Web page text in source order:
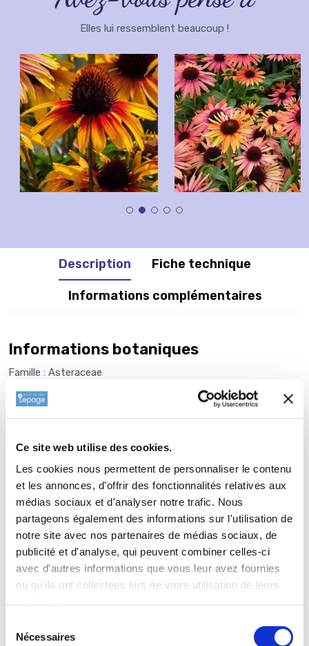
Ce site web utilise des cookies.
Les cookies nous permettent de personnaliser le contenu
et les annonces, d'offrir des fonctionnalités relatives aux
médias sociaux et d'analyser notre trafic. Nous
partageons également des informations sur l'utilisation de
notre site avec nos partenaires de médias sociaux, de
publicité et d'analyse, qui peuvent combiner celles-ci
avec d'autres informations que vous leur avez fournies
ou qu'ils ont collectées lors de votre utilisation de leurs
Nécessaires
Elles lui ressemblent beaucoup !
Description Fiche technique
Informations complémentaires
Informations botaniques
Famille : Asteraceae
Genre : ECHINACEA
Nom vernaculaire : Rudbeckia poupre
Plantation deECHINACEA purpurea
'Rainbow Yellow'
La plantation dune vivace est une opération très simple. Faire
un trou de 2 à 3 fois la taille du pot. Ameublir au fond du trou
et venir écraser la terre meuble avec la motte de votre plante
. Reboucher avec la terre que vous avez sortie auparavant.
Paillez avec 2 à 3 cm de copeau de bois ou de paille (lin ou
chanvre) afin de garder l'humidité, enrichir et équilibrer votre
plantes dombre à lombre, les plantes de terrains secs en